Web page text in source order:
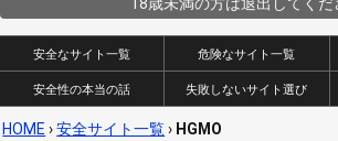
安全なサイト一覧 危険なサイト一覧
安全性の本当の話 失敗しないサイト選び
HOME ›安全サイト一覧› HGMO